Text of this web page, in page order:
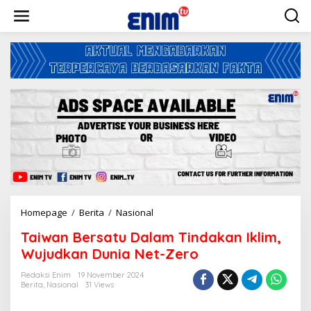
w
Homepage / Berita / Nasional
i
w
a
Taiwan Bersatu Dalam Tindakan Iklim,
Wujudkan Dunia Net-Zero
Redaksi Enim
19 November 2024
Berita, Nasional 31 Views